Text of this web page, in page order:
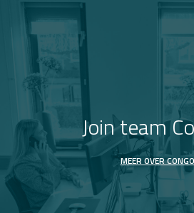
Join team
MEER OVER